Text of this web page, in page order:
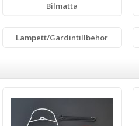
Bilmatta
Lampett/Gardintillbehör